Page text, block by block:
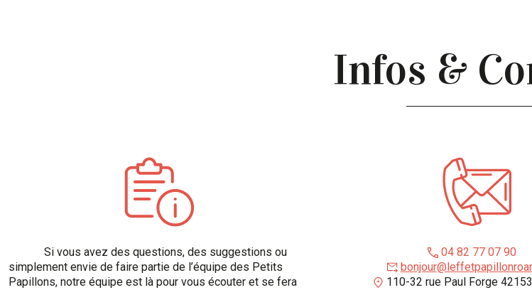
Infos &
Si vous avez des questions, des suggestions ou
simplement envie de faire partie de l’équipe des Petits
Papillons, notre équipe est là pour vous écouter et se fera
04 82 77 07 90
110-32 rue Paul Forge 42153